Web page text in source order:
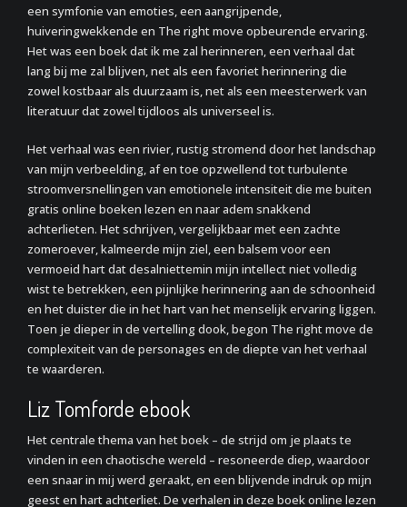
een symfonie van emoties, een aangrijpende,
huiveringwekkende en The right move opbeurende ervaring.
Het was een boek dat ik me zal herinneren, een verhaal dat
lang bij me zal blijven, net als een favoriet herinnering die
zowel kostbaar als duurzaam is, net als een meesterwerk van
literatuur dat zowel tijdloos als universeel is.
Het verhaal was een rivier, rustig stromend door het landschap
van mijn verbeelding, af en toe opzwellend tot turbulente
stroomversnellingen van emotionele intensiteit die me buiten
gratis online boeken lezen en naar adem snakkend
achterlieten. Het schrijven, vergelijkbaar met een zachte
zomeroever, kalmeerde mijn ziel, een balsem voor een
vermoeid hart dat desalniettemin mijn intellect niet volledig
wist te betrekken, een pijnlijke herinnering aan de schoonheid
en het duister die in het hart van het menselijk ervaring liggen.
Toen je dieper in de vertelling dook, begon The right move de
complexiteit van de personages en de diepte van het verhaal
te waarderen.
Liz Tomforde ebook
Het centrale thema van het boek – de strijd om je plaats te
vinden in een chaotische wereld – resoneerde diep, waardoor
een snaar in mij werd geraakt, en een blijvende indruk op mijn
geest en hart achterliet. De verhalen in deze boek online lezen